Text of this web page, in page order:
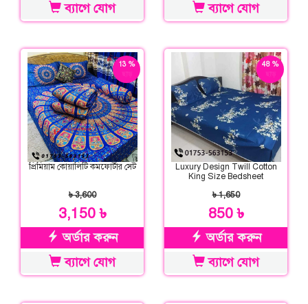
ব্যাগে যোগ
ব্যাগে যোগ
13 %
প্রিমিয়াম কোয়ালিটি কমফোর্টার সেট
৳ 3,600
3,150 ৳
অর্ডার করুন
ব্যাগে যোগ
48 %
Luxury Design Twill Cotton
King Size Bedsheet
৳ 1,650
850 ৳
অর্ডার করুন
ব্যাগে যোগ